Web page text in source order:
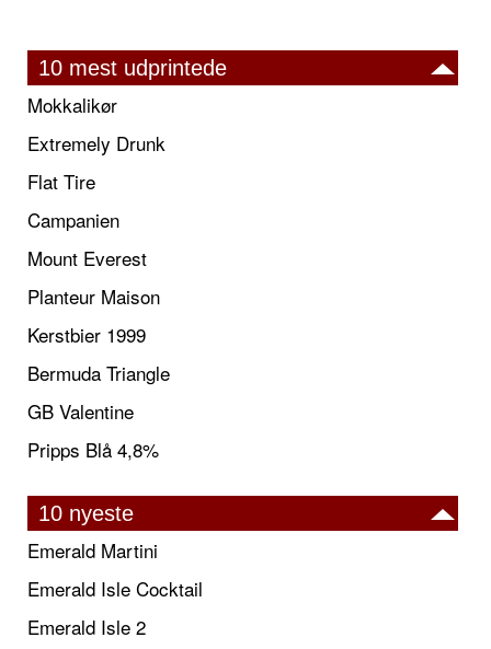
10 mest udprintede
Mokkalikør
Extremely Drunk
Flat Tire
Campanien
Mount Everest
Planteur Maison
Kerstbier 1999
Bermuda Triangle
GB Valentine
Pripps Blå 4,8%
10 nyeste
Emerald Martini
Emerald Isle Cocktail
Emerald Isle 2